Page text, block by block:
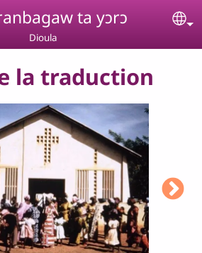
ta yɔrɔ
Dioula
la traduction